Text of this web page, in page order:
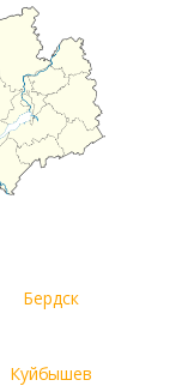
Бердск
Куйбышев